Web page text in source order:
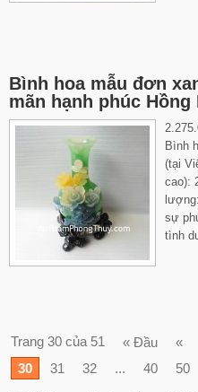
Bình hoa mẫu đơn
mãn hạnh phúc Hồng
Bình
(tại
cao):
sự
tình
Trang 30 của 51 « Đầu «
30
31 32 ... 40 50